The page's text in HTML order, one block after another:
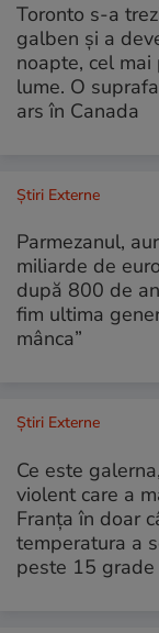
Toronto s-a
galben și a
noapte, cel
lume. O
ars în Canada
Știri Externe
Parmezanul,
miliarde de
după 800 de
fim ultima
mânca”
Știri Externe
Ce este
violent care a
Franța în doar
temperatura a
peste 15 grade